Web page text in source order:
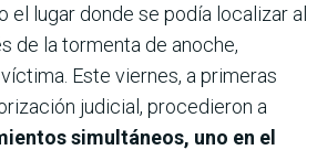
el lugar donde se podía localizar al
de la tormenta de anoche,
Este viernes, a primeras
judicial, procedieron a
simultáneos, uno en el